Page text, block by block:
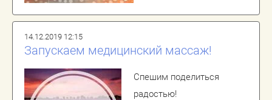
14.12.2019 12:15
Запускаем медицинский массаж!
Спешим поделиться
радостью!